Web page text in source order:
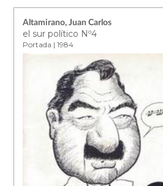
Altamirano, Juan Carlos
el sur político Nº4
Portada | 1984